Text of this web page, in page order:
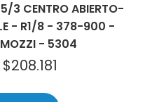
3 CENTRO ABIERTO-
- R1/8 - 378-900 -
- 5304
$208.181